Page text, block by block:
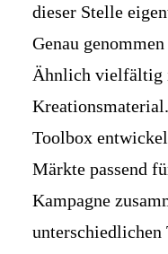
dieser Stelle
Genau
Ähnlich vielfältig
Toolbox
Märkte passend
Kampagne
unter­schied­lichen